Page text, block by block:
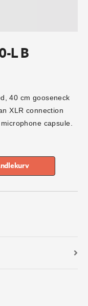
L B
40 cm gooseneck
XLR connection
capsule.